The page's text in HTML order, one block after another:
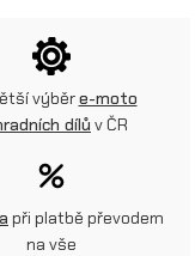
výběre-moto
dílů v ČR
při platbě převodem
na vše